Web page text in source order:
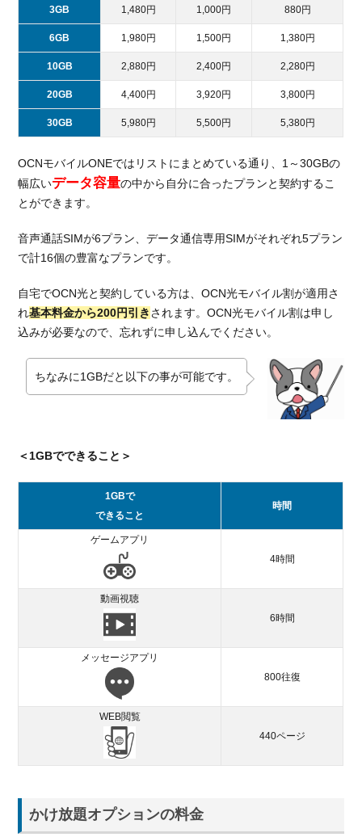
3GB 1,480円 1,000円 880円
6GB 1,980円 1,500円 1,380円
10GB 2,880円 2,400円 2,280円
20GB 4,400円 3,920円 3,800円
30GB 5,980円 5,500円 5,380円
OCNモバイルONEではリストにまとめている通り、1～30GBの
幅広いデータ容量の中から自分に合ったプランと契約するこ
とができます。
音声通話SIMが6プラン、データ通信専用SIMがそれぞれ5プラン
で計16個の豊富なプランです。
自宅でOCN光と契約している方は、OCN光モバイル割が適用さ
れ基本料金から200円引きされます。OCN光モバイル割は申し
込みが必要なので、忘れずに申し込んでください。
ちなみに1GBだと以下の事が可能です。
＜1GBでできること＞
1GBで
できること
時間
ゲームアプリ
4時間
動画視聴
6時間
メッセージアプリ
800往復
WEB閲覧
440ページ
かけ放題オプションの料金